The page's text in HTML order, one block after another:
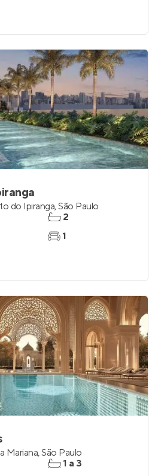
do Ipiranga,São Paulo
2
1
Mariana,São Paulo
1 a 3